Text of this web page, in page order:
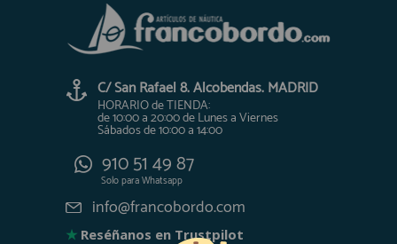
C/ San Rafael 8. Alcobendas. MADRID
HORARIO de TIENDA:
de 10:00 a 20:00 de Lunes a Viernes
Sábados de 10:00 a 14:00
910 51 49 87
Solo paraWhatsapp
info@francobordo.com
★ Reséñanos en Trustpilot